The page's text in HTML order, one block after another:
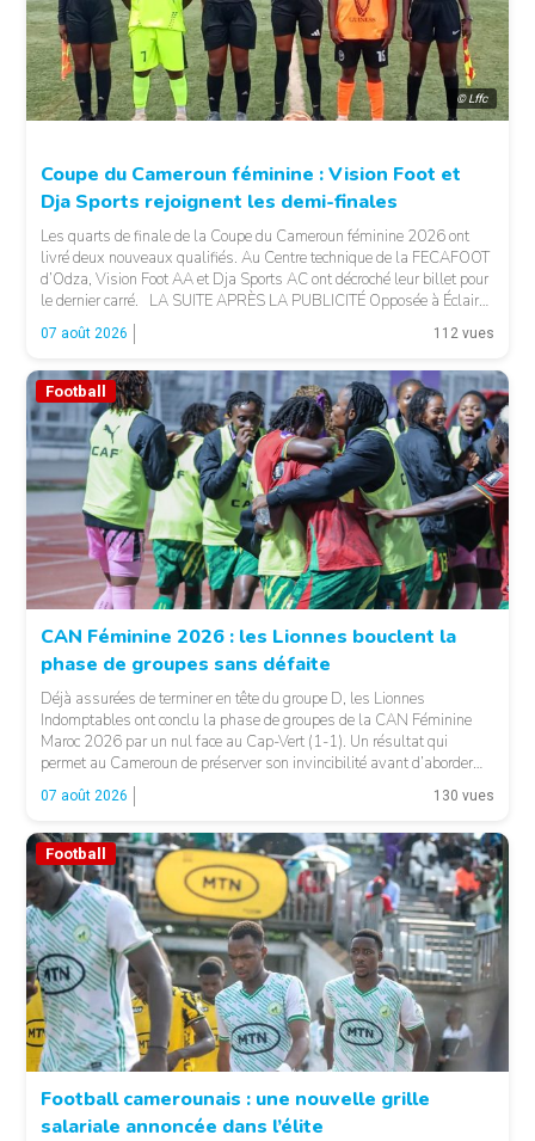
© Lffc
Coupe du Cameroun féminine : Vision Foot et
Dja Sports rejoignent les demi-finales
Les quarts de finale de la Coupe du Cameroun féminine 2026 ont
livré deux nouveaux qualifiés. Au Centre technique de la FECAFOOT
d’Odza, Vision Foot AA et Dja Sports AC ont décroché leur billet pour
le dernier carré. LA SUITE APRÈS LA PUBLICITÉ Opposée à Éclair
FF, Vision Foot a dû patienter jusqu’à la […]
07 août 2026 112 vues
Football
CAN Féminine 2026 : les Lionnes bouclent la
phase de groupes sans défaite
Déjà assurées de terminer en tête du groupe D, les Lionnes
Indomptables ont conclu la phase de groupes de la CAN Féminine
Maroc 2026 par un nul face au Cap-Vert (1-1). Un résultat qui
permet au Cameroun de préserver son invincibilité avant d’aborder
les choses sérieuses. Les Camerounaises ont rapidement pris le
contrôle des opérations […]
07 août 2026 130 vues
Football
Football camerounais : une nouvelle grille
salariale annoncée dans l’élite